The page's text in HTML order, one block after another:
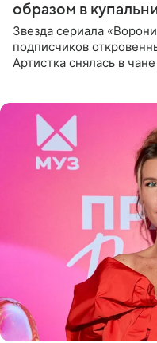
образом в
Звезда сериала
подписчиков
Артистка снялась в